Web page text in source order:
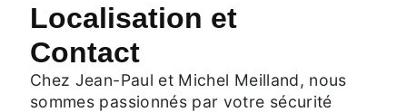
Localisation et
Contact
Chez Jean-Paul et Michel Meilland, nous
sommes passionnés par votre sécurité